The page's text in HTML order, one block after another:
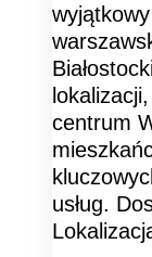
centrum
usług.